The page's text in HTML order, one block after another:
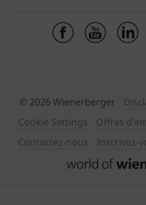
© 2026 Wienerberger
Cookie Settings
Offres
Contactez-nous
Inscrivez-